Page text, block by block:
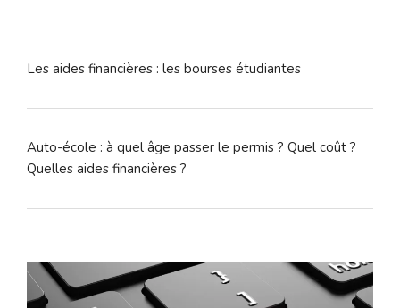
Les aides financières : les bourses étudiantes
Auto-école : à quel âge passer le permis ? Quel coût ?
Quelles aides financières ?